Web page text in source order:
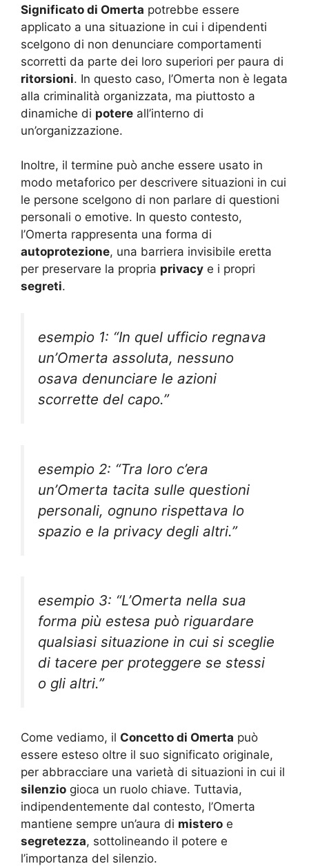
Significato di Omerta potrebbe essere
applicato a una situazione in cui i dipendenti
scelgono di non denunciare comportamenti
scorretti da parte dei loro superiori per paura di
ritorsioni. In questo caso, l’Omerta non è legata
alla criminalità organizzata, ma piuttosto a
dinamiche di potere all’interno di
un’organizzazione.
Inoltre, il termine può anche essere usato in
modo metaforico per descrivere situazioni in cui
le persone scelgono di non parlare di questioni
personali o emotive. In questo contesto,
l’Omerta rappresenta una forma di
autoprotezione, una barriera invisibile eretta
per preservare la propria privacy e i propri
segreti.
esempio 1: “In quel ufficio regnava
un’Omerta assoluta, nessuno
osava denunciare le azioni
scorrette del capo.”
esempio 2: “Tra loro c’era
un’Omerta tacita sulle questioni
personali, ognuno rispettava lo
spazio e la privacy degli altri.”
esempio 3: “L’Omerta nella sua
forma più estesa può riguardare
qualsiasi situazione in cui si sceglie
di tacere per proteggere se stessi
o gli altri.”
Come vediamo, il Concetto di Omerta può
essere esteso oltre il suo significato originale,
per abbracciare una varietà di situazioni in cui il
silenzio gioca un ruolo chiave. Tuttavia,
indipendentemente dal contesto, l’Omerta
mantiene sempre un’aura di mistero e
segretezza, sottolineando il potere e
l’importanza del silenzio.